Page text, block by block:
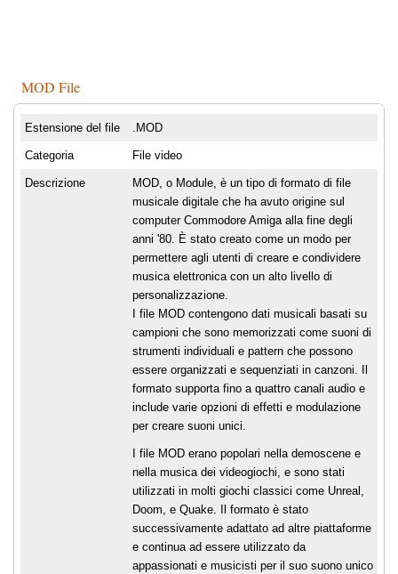
MOD File
Estensione del file .MOD
Categoria File video
Descrizione
MOD, o Module, è un tipo di formato di file
musicale digitale che ha avuto origine sul
computer Commodore Amiga alla fine degli
anni '80. È stato creato come un modo per
permettere agli utenti di creare e condividere
musica elettronica con un alto livello di
personalizzazione.
I file MOD contengono dati musicali basati su
campioni che sono memorizzati come suoni di
strumenti individuali e pattern che possono
essere organizzati e sequenziati in canzoni. Il
formato supporta fino a quattro canali audio e
include varie opzioni di effetti e modulazione
per creare suoni unici.
I file MOD erano popolari nella demoscene e
nella musica dei videogiochi, e sono stati
utilizzati in molti giochi classici come Unreal,
Doom, e Quake. Il formato è stato
successivamente adattato ad altre piattaforme
e continua ad essere utilizzato da
appassionati e musicisti per il suo suono unico